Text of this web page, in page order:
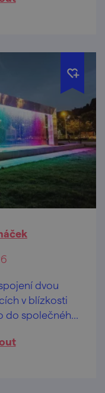
dvou
v blízkosti
do společného